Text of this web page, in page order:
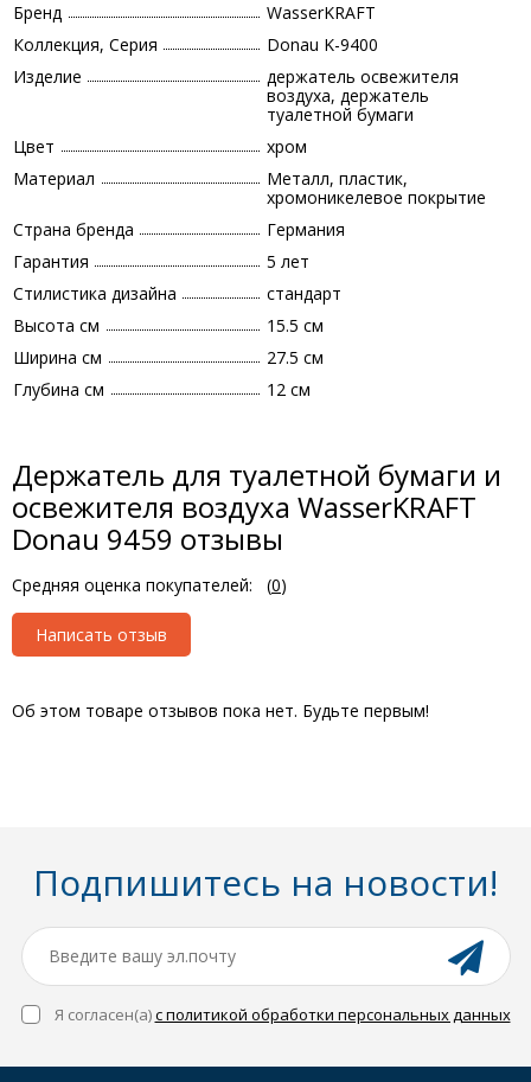
Бренд
WasserKRAFT
Коллекция, Серия
Donau K-9400
Изделие
держатель освежителя
воздуха, держатель
туалетной бумаги
Цвет
хром
Материал
Металл, пластик,
хромоникелевое покрытие
Страна бренда
Германия
Гарантия
5 лет
Стилистика дизайна
стандарт
Высота см
15.5 см
Ширина см
27.5 см
Глубина см
12 см
Держатель для туалетной бумаги и
освежителя воздуха WasserKRAFT
Donau 9459 отзывы
Средняя оценка покупателей: (0)
Написать отзыв
Об этом товаре отзывов пока нет. Будьте первым!
Подпишитесь на новости!
Я согласен(a)с политикой обработки персональных данных